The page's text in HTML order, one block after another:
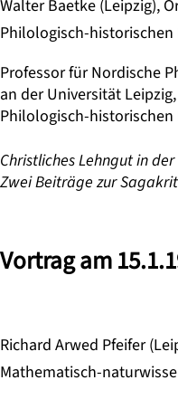
Walter Baetke (Leipzig),
Philologisch-historischen
Professor für Nordische
an der Universität
Philologisch-historischen
Christliches Lehngut in
Zwei Beiträge zur
Vortrag am
Richard Arwed Pfeifer
Mathematisch-